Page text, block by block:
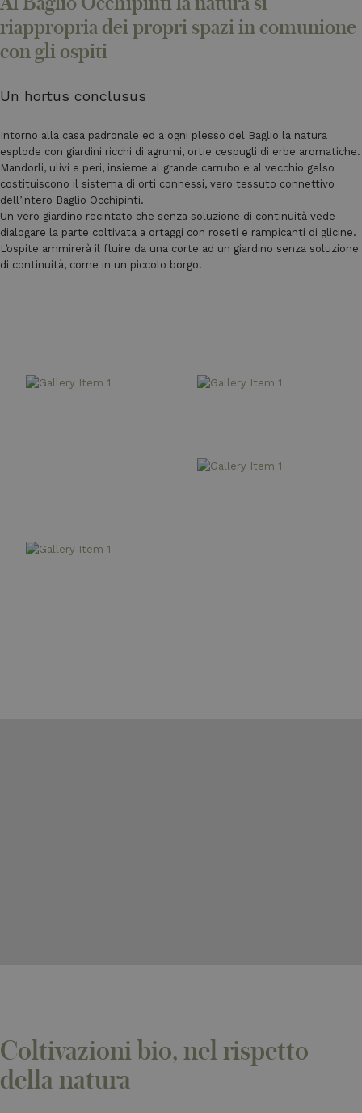
riappropria dei propri spazi in comunione
con gli ospiti
Un hortus conclusus
Intorno alla casa padronale ed a ogni plesso del Baglio la natura
esplode con giardini ricchi di agrumi, ortie cespugli di erbe aromatiche.
Mandorli, ulivi e peri, insieme al grande carrubo e al vecchio gelso
costituiscono il sistema di orti connessi, vero tessuto connettivo
dell’intero Baglio Occhipinti.
Un vero giardino recintato che senza soluzione di continuità vede
dialogare la parte coltivata a ortaggi con roseti e rampicanti di glicine.
L’ospite ammirerà il fluire da una corte ad un giardino senza soluzione
di continuità, come in un piccolo borgo.
Coltivazioni bio, nel rispetto
della natura